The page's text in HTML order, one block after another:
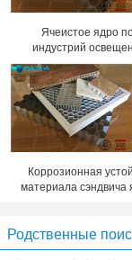
Ячеистое ядро
индустрий
различных
выставки
Коррозионная
материала сэндвича
Родственные